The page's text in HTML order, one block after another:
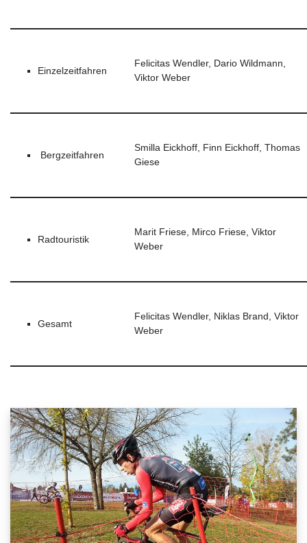
Einzelzeitfahren
Felicitas Wendler, Dario Wildmann,
Viktor Weber
Bergzeitfahren
Smilla Eickhoff, Finn Eickhoff, Thomas
Giese
Radtouristik
Marit Friese, Mirco Friese, Viktor
Weber
Gesamt
Felicitas Wendler, Niklas Brand, Viktor
Weber